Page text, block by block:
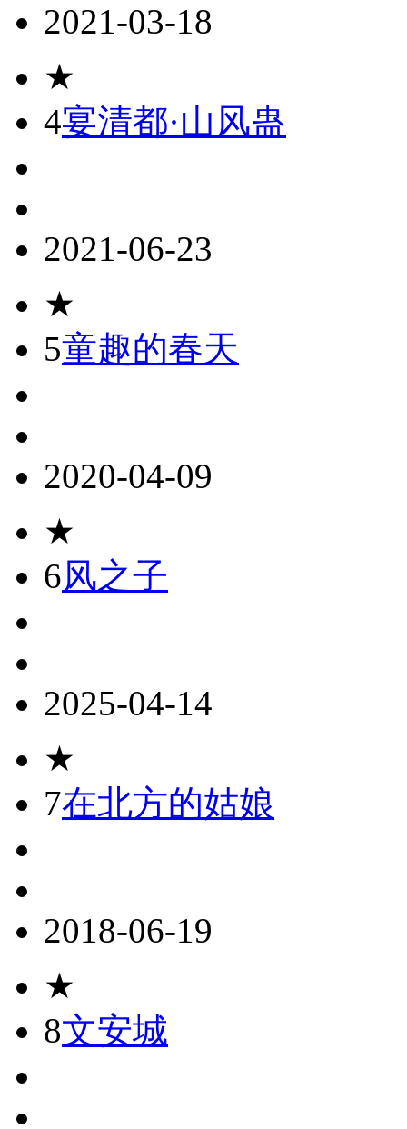
2021-03-18
★
4宴清都·山风蛊
2021-06-23
★
5童趣的春天
2020-04-09
★
6风之子
2025-04-14
★
7在北方的姑娘
2018-06-19
★
8文安城